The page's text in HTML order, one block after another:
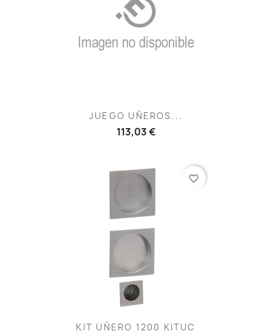
JUEGO UÑEROS...
113,03 €
KIT UÑERO 1200 KITUC
favorite_border